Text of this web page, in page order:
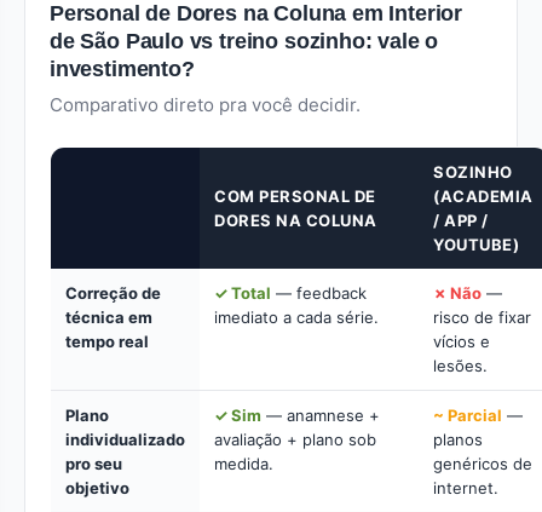
Personal de Dores na Coluna em Interior
de São Paulo vs treino sozinho: vale o
investimento?
Comparativo direto pra você decidir.
COM PERSONAL DE
DORES NA COLUNA
SOZINHO
(ACADEMIA
/ APP /
YOUTUBE)
Correção de
técnica em
tempo real
✓ Total — feedback
imediato a cada série.
✗ Não —
risco de fixar
vícios e
lesões.
Plano
individualizado
pro seu
objetivo
✓ Sim — anamnese +
avaliação + plano sob
medida.
~ Parcial —
planos
genéricos de
internet.